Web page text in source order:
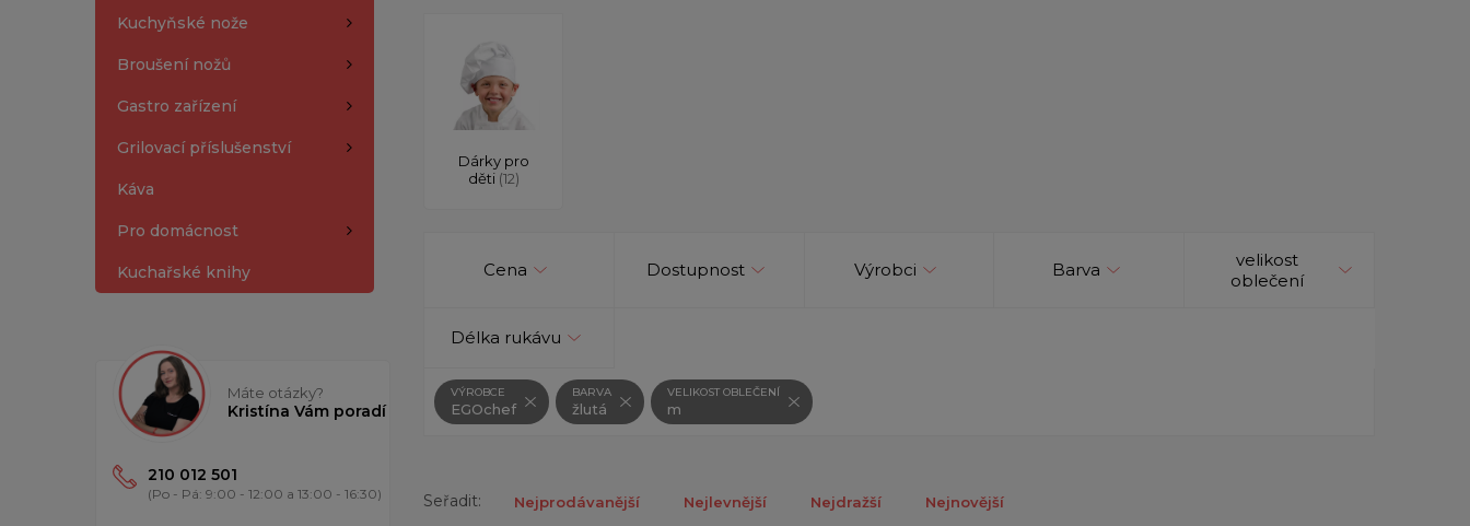
Kuchyňské nože
Broušení nožů
Gastro zařízení
Grilovací příslušenství
Káva
Pro domácnost
Kuchařské knihy
Máte otázky?
Kristína Vám poradí
210 012 501
(Po - Pá: 9:00 - 12:00 a 13:00 - 16:30)
Dárky pro
děti (12)
Cena Dostupnost Výrobci Barva
velikost
oblečení
Délka rukávu
VÝROBCE
EGOchef
BARVA
žlutá
VELIKOST OBLEČENÍ
m
Seřadit: Nejprodávanější Nejlevnější Nejdražší Nejnovější